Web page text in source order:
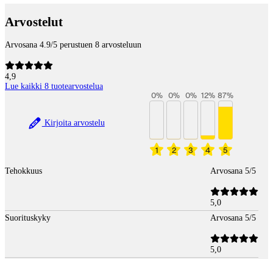
Arvostelut
Arvosana 4.9/5 perustuen 8 arvosteluun
4,9
Lue kaikki 8 tuotearvostelua
Kirjoita arvostelu
1
0%
2
0%
3
0%
4
12%
5
87%
Tehokkuus Arvosana 5/5
5,0
Suorituskyky
Arvosana 5/5
5,0